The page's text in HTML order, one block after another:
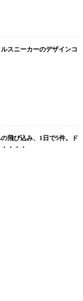
スニーカーのデザインコ
の飛び込み、1日で5件。ド
・・・